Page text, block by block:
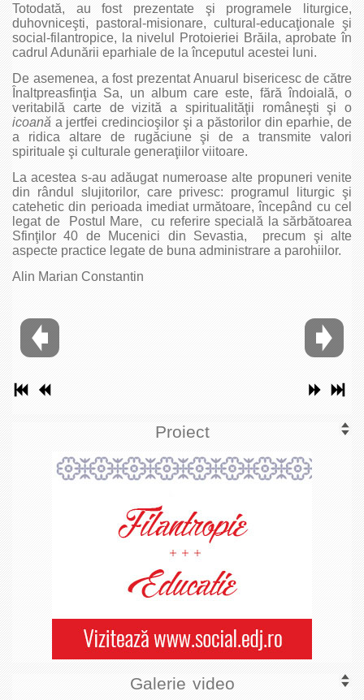
Totodată, au fost prezentate şi programele liturgice,
duhovniceşti, pastoral-misionare, cultural-educaţionale şi
social-filantropice, la nivelul Protoieriei Brăila, aprobate în
cadrul Adunării eparhiale de la începutul acestei luni.
De asemenea, a fost prezentat Anuarul bisericesc de către
Înaltpreasfinţia Sa, un album care este, fără îndoială, o
veritabilă carte de vizită a spiritualităţii româneşti şi o
icoană a jertfei credincioşilor şi a păstorilor din eparhie, de
a ridica altare de rugăciune şi de a transmite valori
spirituale şi culturale generaţiilor viitoare.
La acestea s-au adăugat numeroase alte propuneri venite
din rândul slujitorilor, care privesc: programul liturgic şi
catehetic din perioada imediat următoare, începând cu cel
legat de Postul Mare, cu referire specială la sărbătoarea
Sfinţilor 40 de Mucenici din Sevastia, precum şi alte
aspecte practice legate de buna administrare a parohiilor.
Alin Marian Constantin
Proiect
Galerie video